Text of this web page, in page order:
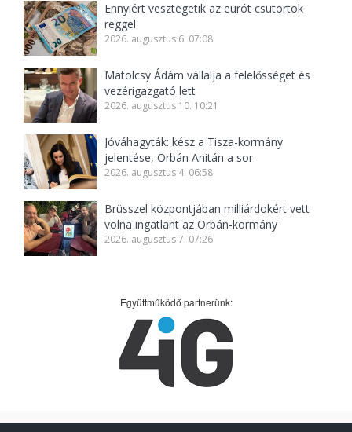
Ennyiért vesztegetik az eurót csütörtök
reggel
2026. augusztus 6. 07:08
Matolcsy Ádám vállalja a felelősséget és
vezérigazgató lett
2026. augusztus 10. 10:21
Jóváhagyták: kész a Tisza-kormány
jelentése, Orbán Anitán a sor
2026. augusztus 4. 06:58
Brüsszel központjában milliárdokért vett
volna ingatlant az Orbán-kormány
2026. augusztus 7. 07:26
Együttműködő partnerünk: